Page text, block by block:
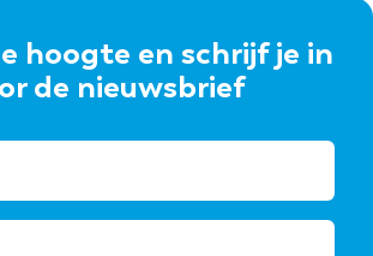
hoogte en schrijf je in
de nieuwsbrief